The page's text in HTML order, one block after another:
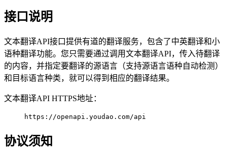
接口说明
文本翻译API接口提供有道的翻译服务，包含了中英翻译和小
语种翻译功能。您只需要通过调用文本翻译API，传入待翻译
的内容，并指定要翻译的源语言（支持源语言语种自动检测）
和目标语言种类，就可以得到相应的翻译结果。
文本翻译API HTTPS地址：
https://openapi.youdao.com/api
协议须知